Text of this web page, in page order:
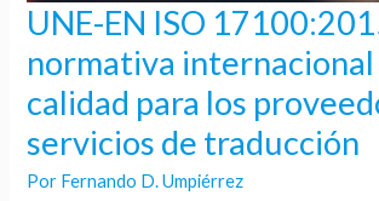
UNE-EN ISO
normativa internacional
calidad para los
servicios de traducción
Por Fernando D. Umpiérrez
UNE-
ISO
17100:2015:
normativa
internacional
de